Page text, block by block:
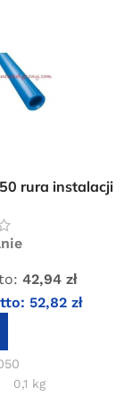
rura instalacji
42,94 zł
52,82 zł
KOSZYKA
0,1 kg